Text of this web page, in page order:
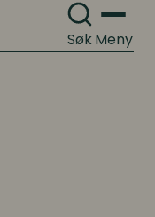
SøkMeny